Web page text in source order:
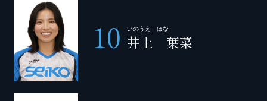
10 いのうえ はな
井上 葉菜